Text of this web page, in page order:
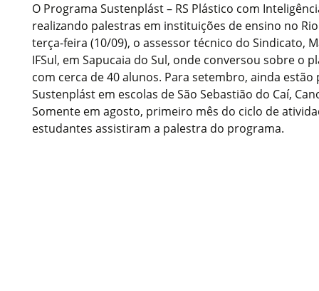
O Programa Sustenplást – RS Plástico com
realizando palestras em instituições de ensino no
terça-feira (10/09), o assessor técnico do Sindicato,
IFSul, em Sapucaia do Sul, onde conversou sobre o
com cerca de 40 alunos. Para setembro, ainda
Sustenplást em escolas de São Sebastião do Caí,
Somente em agosto, primeiro mês do ciclo de
estudantes assistiram a palestra do programa.